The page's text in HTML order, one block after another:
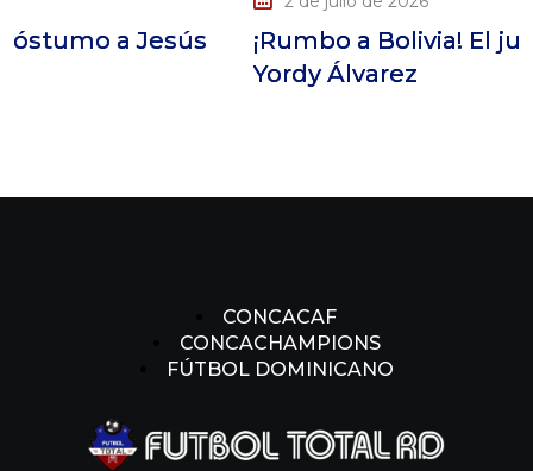
¡Rumbo a Bolivia! El juvenil dominicano
CONCACAF
CONCACHAMPIONS
FÚTBOL DOMINICANO